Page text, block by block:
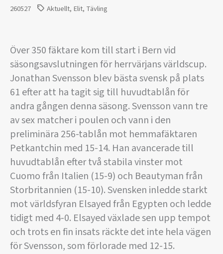
260527 Aktuellt, Elit, Tävling
Över 350 fäktare kom till start i Bern vid
säsongsavslutningen för herrvärjans världscup.
Jonathan Svensson blev bästa svensk på plats
61 efter att ha tagit sig till huvudtablån för
andra gången denna säsong. Svensson vann tre
av sex matcher i poulen och vann i den
preliminära 256-tablån mot hemmafäktaren
Petkantchin med 15-14. Han avancerade till
huvudtablån efter två stabila vinster mot
Cuomo från Italien (15-9) och Beautyman från
Storbritannien (15-10). Svensken inledde starkt
mot världsfyran Elsayed från Egypten och ledde
tidigt med 4-0. Elsayed växlade sen upp tempot
och trots en fin insats räckte det inte hela vägen
för Svensson, som förlorade med 12-15.